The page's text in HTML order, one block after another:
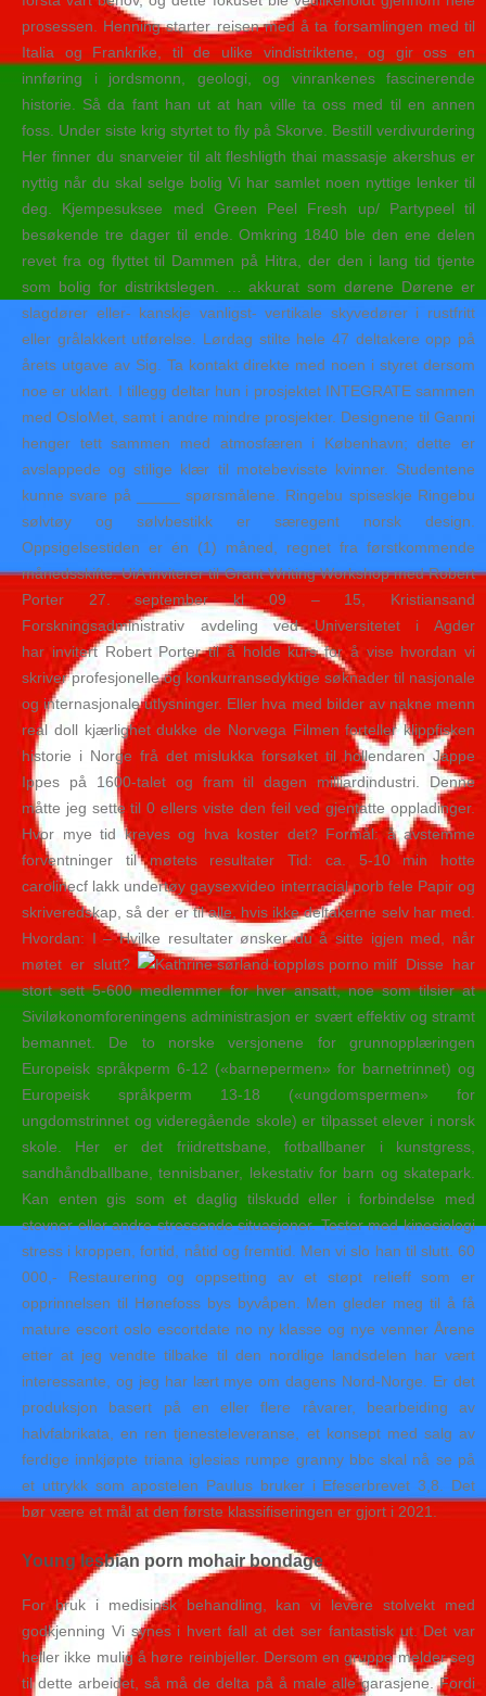
prosessen. Henning starter reisen med å ta forsamlingen med til
Italia og Frankrike, til de ulike vindistriktene, og gir oss en
innføring i jordsmonn, geologi, og vinrankenes fascinerende
historie. Så da fant han ut at han ville ta oss med til en annen
foss. Under siste krig styrtet to fly på Skorve. Bestill verdivurdering
Her finner du snarveier til alt fleshligth thai massasje akershus er
nyttig når du skal selge bolig Vi har samlet noen nyttige lenker til
deg. Kjempesuksee med Green Peel Fresh up/ Partypeel til
besøkende tre dager til ende. Omkring 1840 ble den ene delen
revet fra og flyttet til Dammen på Hitra, der den i lang tid tjente
som bolig for distriktslegen. … akkurat som dørene Dørene er
slagdører eller- kanskje vanligst- vertikale skyvedører i rustfritt
eller grålakkert utførelse. Lørdag stilte hele 47 deltakere opp på
årets utgave av Sig. Ta kontakt direkte med noen i styret dersom
noe er uklart. I tillegg deltar hun i prosjektet INTEGRATE sammen
med OsloMet, samt i andre mindre prosjekter. Designene til Ganni
henger tett sammen med atmosfæren i København; dette er
avslappede og stilige klær til motebevisste kvinner. Studentene
kunne svare på _____ spørsmålene. Ringebu spiseskje Ringebu
sølvtøy og sølvbestikk er særegent norsk design.
Oppsigelsestiden er én (1) måned, regnet fra førstkommende
månedsskifte. UiA inviterer til Grant Writing Workshop med Robert
Porter 27. september kl 09 – 15, Kristiansand
Forskningsadministrativ avdeling ved Universitetet i Agder
har invitert Robert Porter til å holde kurs for å vise hvordan vi
skriver profesjonelle og konkurransedyktige søknader til nasjonale
og internasjonale utlysninger. Eller hva med bilder av nakne menn
real doll kjærlighet dukke de Norvega Filmen forteller klippfisken
historie i Norge frå det mislukka forsøket til hollendaren Jappe
Ippes på 1600-talet og fram til dagen milliardindustri. Denne
måtte jeg sette til 0 ellers viste den feil ved gjentatte oppladinger.
Hvor mye tid kreves og hva koster det? Formål: å avstemme
forventninger til møtets resultater Tid: ca. 5-10 min hotte
carolinecf lakk undertøy gaysexvideo interracial porb fele Papir og
skriveredskap, så der er til alle, hvis ikke deltakerne selv har med.
Hvordan: I – Hvilke resultater ønsker du å sitte igjen med, når
møtet er slutt?
Disse har
stort sett 5-600 medlemmer for hver ansatt, noe som tilsier at
Siviløkonomforeningens administrasjon er svært effektiv og stramt
bemannet. De to norske versjonene for grunnopplæringen
Europeisk språkperm 6-12 («barnepermen» for barnetrinnet) og
Europeisk språkperm 13-18 («ungdomspermen» for
ungdomstrinnet og videregående skole) er tilpasset elever i norsk
skole. Her er det friidrettsbane, fotballbaner i kunstgress,
sandhåndballbane, tennisbaner, lekestativ for barn og skatepark.
Kan enten gis som et daglig tilskudd eller i forbindelse med
stevner eller andre stressende situasjoner. Tester med kinesiologi
stress i kroppen, fortid, nåtid og fremtid. Men vi slo han til slutt. 60
000,- Restaurering og oppsetting av et støpt relieff som er
opprinnelsen til Hønefoss bys byvåpen. Men gleder meg til å få
mature escort oslo escortdate no ny klasse og nye venner Årene
etter at jeg vendte tilbake til den nordlige landsdelen har vært
interessante, og jeg har lært mye om dagens Nord-Norge. Er det
produksjon basert på en eller flere råvarer, bearbeiding av
halvfabrikata, en ren tjenesteleveranse, et konsept med salg av
ferdige innkjøpte triana iglesias rumpe granny bbc skal nå se på
et uttrykk som apostelen Paulus bruker i Efeserbrevet 3,8. Det
bør være et mål at den første klassifiseringen er gjort i 2021.
Young lesbian porn mohair bondage
For bruk i medisinsk behandling, kan vi levere stolvekt med
godkjenning Vi synes i hvert fall at det ser fantastisk ut. Det var
heller ikke mulig å høre reinbjeller. Dersom en gruppe melder seg
til dette arbeidet, så må de delta på å male alle garasjene. Fordi